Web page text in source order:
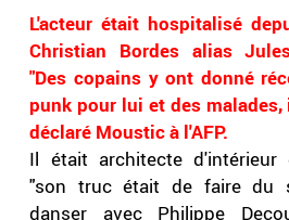
L'acteur était hospitalisé
Christian Bordes alias
"Des copains y ont donné
punk pour lui et des malades,
déclaré Moustic à l'AFP.
Il était architecte d'intérieur
"son truc était de faire du
danser avec Philippe